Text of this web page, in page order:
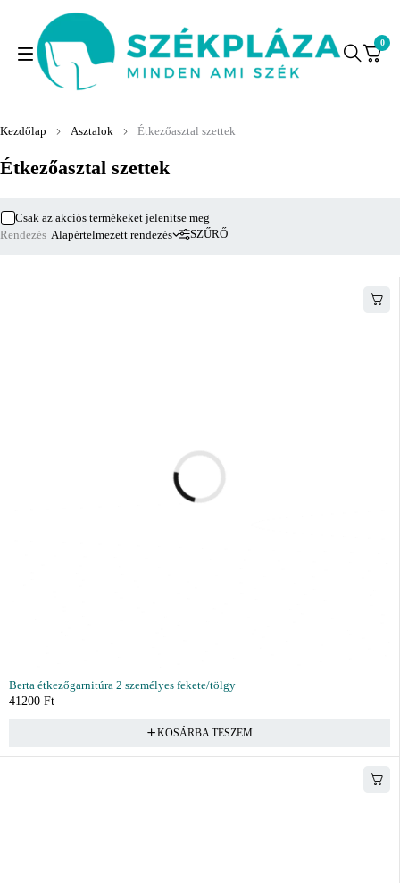
0
Étkezőasztal szettek
Kezdőlap Asztalok Étkezőasztal szettek
SZŰRŐ
Csak az akciós termékeket jelenítse meg
Rendezés Alapértelmezett rendezés
Berta étkezőgarnitúra 2 személyes fekete/tölgy
41200 Ft
KOSÁRBA TESZEM